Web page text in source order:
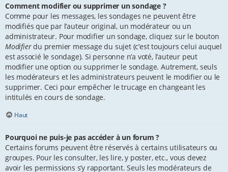
Comment modifier ou supprimer un sondage ?
Comme pour les messages, les sondages ne peuvent être
modifiés que par l’auteur original, un modérateur ou un
administrateur. Pour modifier un sondage, cliquez sur le bouton
Modifierdu premier message du sujet (c’est toujours celui auquel
est associé le sondage). Si personne n’a voté, l’auteur peut
modifier une option ou supprimer le sondage. Autrement, seuls
les modérateurs et les administrateurs peuvent le modifier ou le
supprimer. Ceci pour empêcher le trucage en changeant les
intitulés en cours de sondage.
Haut
Pourquoi ne puis-je pas accéder à un forum ?
Certains forums peuvent être réservés à certains utilisateurs ou
groupes. Pour les consulter, les lire, y poster, etc., vous devez
avoir les permissions s’y rapportant. Seuls les modérateurs de